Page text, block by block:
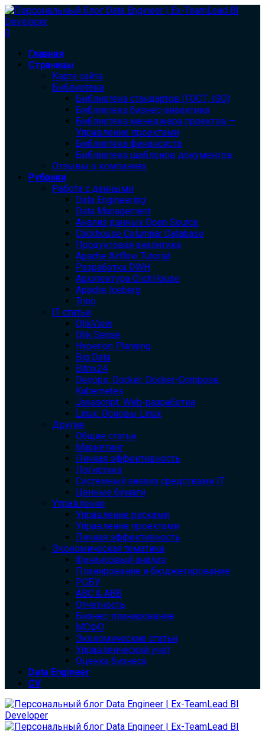
0
Главная
Страницы
Карта сайта
Библиотека
Библиотека cтандартов (ГОСТ, ISO)
Библиотека бизнес-аналитика
Библиотека менеджера проектов —
Управление проектами
Библиотека финансиста
Библиотека шаблонов документов
Отзывы о компаниях
Рубрики
Работа с данными
Data Engineering
Data Management
Анализ данных Open Source
Clickhouse Columnar Database
Продуктовая аналитика
Apache Airflow Tutorial
Разработка DWH
Архитектура ClickHouse
Apache Iceberg
Trino
IT статьи
QlikView
Qlik Sense
Hyperion Planning
Big Data
Bitrix24
Devops. Docker. Docker-Compose.
Kubernetes
Javascript. Web-разработка
Linux. Основы Linux
Другие
Общие статьи
Маркетинг
Личная эффективность
Логистика
Системный анализ средствами IT
Ценные бумаги
Управление
Управление рисками
Управление проектами
Личная эффективность
Экономическая тематика
Финансовый анализ
Планирование и бюджетирование
РСБУ
ABC & ABB
Отчетность
Бизнес-планирование
МСФО
Экономические статьи
Управленческий учет
Оценка бизнеса
Data Engineer
CV